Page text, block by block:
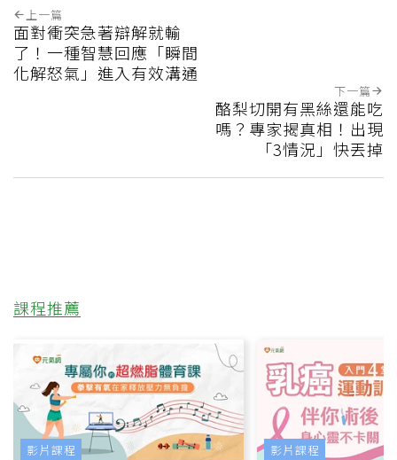
上一篇
面對衝突急著辯解就輸
了！一種智慧回應「瞬間
化解怒氣」進入有效溝通
下一篇
酪梨切開有黑絲還能吃
嗎？專家揭真相！出現
「3情況」快丟掉
課程推薦
影片課程 影片課程